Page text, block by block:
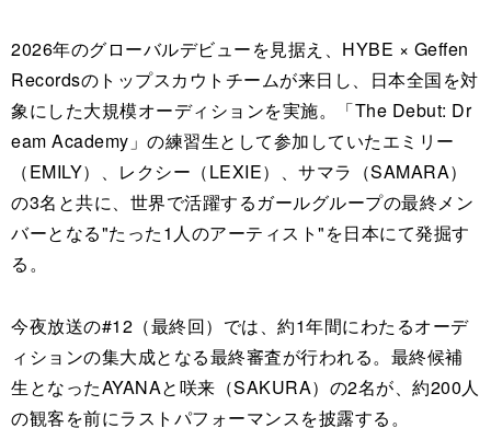
2026年のグローバルデビューを見据え、HYBE × Geffen
Recordsのトップスカウトチームが来日し、日本全国を対
象にした大規模オーディションを実施。「The Debut: Dr
eam Academy」の練習生として参加していたエミリー
（EMILY）、レクシー（LEXIE）、サマラ（SAMARA）
の3名と共に、世界で活躍するガールグループの最終メン
バーとなる"たった1人のアーティスト"を日本にて発掘す
る。
今夜放送の#12（最終回）では、約1年間にわたるオーデ
ィションの集大成となる最終審査が行われる。最終候補
生となったAYANAと咲来（SAKURA）の2名が、約200人
の観客を前にラストパフォーマンスを披露する。